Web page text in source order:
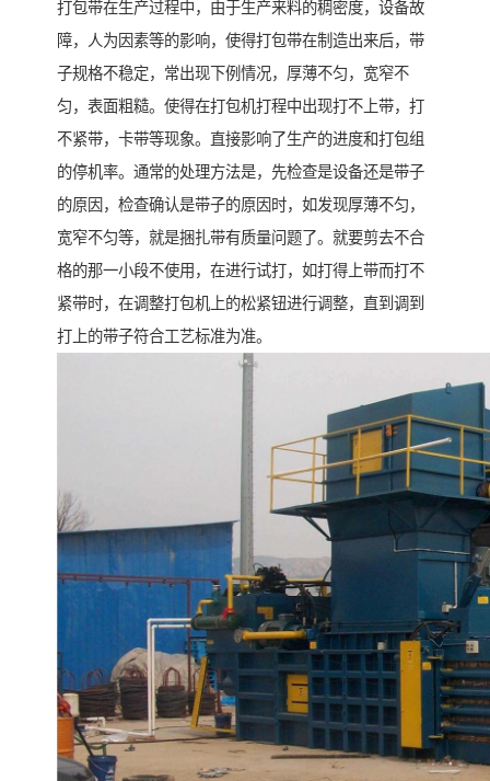
打包带在生产过程中，由于生产来料的稠密度，设备故
障，人为因素等的影响，使得打包带在制造出来后，带
子规格不稳定，常出现下例情况，厚薄不匀，宽窄不
匀，表面粗糙。使得在打包机打程中出现打不上带，打
不紧带，卡带等现象。直接影响了生产的进度和打包组
的停机率。通常的处理方法是，先检查是设备还是带子
的原因，检查确认是带子的原因时，如发现厚薄不匀，
宽窄不匀等，就是捆扎带有质量问题了。就要剪去不合
格的那一小段不使用，在进行试打，如打得上带而打不
紧带时，在调整打包机上的松紧钮进行调整，直到调到
打上的带子符合工艺标准为准。